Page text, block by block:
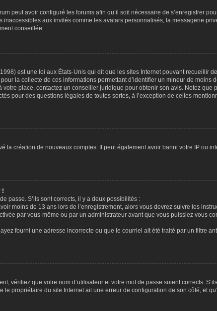
peut avoir configuré les forums afin qu’il soit nécessaire de s’enregistrer
aux invités comme les avatars personnalisés, la messagerie
conseillée.
est une loi aux États-Unis qui dit que les sites Internet pouvant recueillir
la collecte de ces informations permettant d’identifier un mineur de moins
votre place, contactez un conseiller juridique pour obtenir son avis. Notez
pour des questions légales de toutes sortes, à l’exception de celles
la création de nouveaux comptes. Il peut également avoir banni votre IP ou
!
passe. S’ils sont corrects, il y a deux possibilités :
moins de 13 ans lors de l’enregistrement, alors vous devrez suivre les
par vous-même ou par un administrateur avant que vous puissiez vous
fourni une adresse incorrecte ou que le courriel ait été traité par un filtre
vérifiez que votre nom d’utilisateur et votre mot de passe soient corrects.
le propriétaire du site Internet ait une erreur de configuration de son côté, et